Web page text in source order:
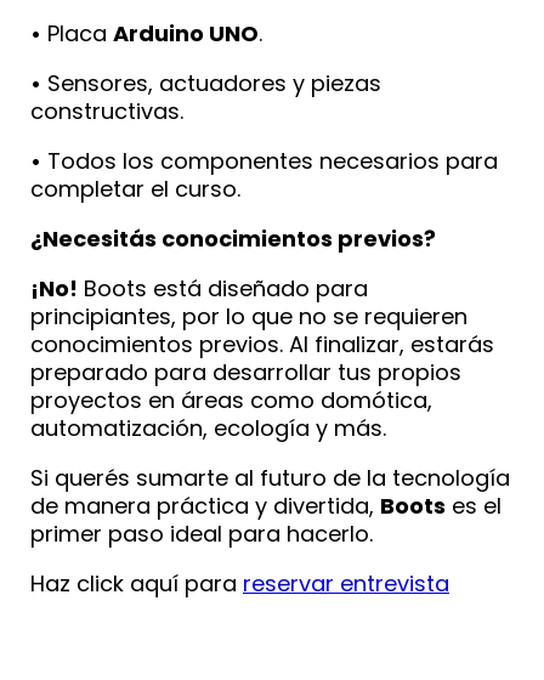
• Placa Arduino UNO.
• Sensores, actuadores y piezas
constructivas.
• Todos los componentes necesarios para
completar el curso.
¿Necesitás conocimientos previos?
¡No! Boots está diseñado para
principiantes, por lo que no se requieren
conocimientos previos. Al finalizar, estarás
preparado para desarrollar tus propios
proyectos en áreas como domótica,
automatización, ecología y más.
Si querés sumarte al futuro de la tecnología
de manera práctica y divertida, Boots es el
primer paso ideal para hacerlo.
Haz click aquí para reservar entrevista